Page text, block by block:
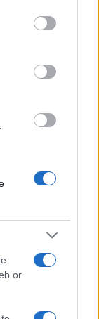
may click to
party tags to
below Google
or